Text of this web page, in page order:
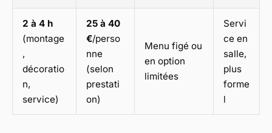
2 à 4 h
(montage
,
décoratio
n,
service)
25 à 40
€/perso
nne
(selon
prestati
on)
Menu figé ou
en option
limitées
Servi
ce en
salle,
plus
forme
l